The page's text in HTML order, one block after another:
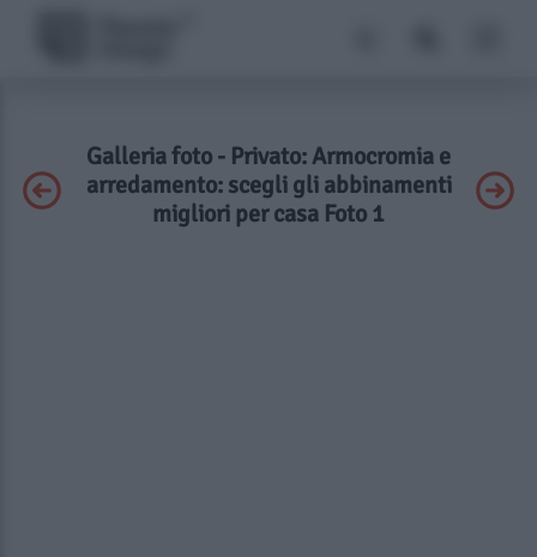
Galleria foto - Privato: Armocromia e
arredamento: scegli gli abbinamenti
migliori per casa Foto 1